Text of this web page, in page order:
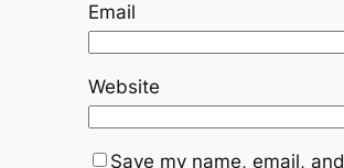
Email
Website
Save my name, email, and